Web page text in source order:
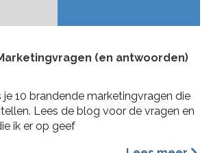
(en antwoorden)
10 brandende marketingvragen die
Lees de blog voor de vragen en
ik er op geef